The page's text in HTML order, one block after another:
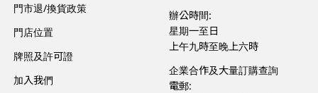
門市退/換貨政策
門店位置
牌照及許可證
加入我們
辦公時間:
星期一至日
上午九時至晚上六時
企業合作及大量訂購查詢
電郵: